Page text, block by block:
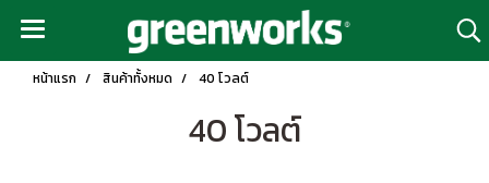
หน้าแรก สินค้าทั้งหมด 40 โวลต์
40 โวลต์